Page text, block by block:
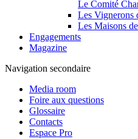
Le Comité
Les Vignerons
Les Maisons
Engagements
Magazine
Navigation secondaire
Media room
Foire aux questions
Glossaire
Contacts
Espace Pro